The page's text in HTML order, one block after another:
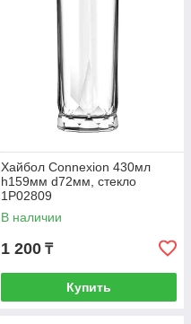
Хайбол Connexion 430мл
h159мм d72мм, стекло
1P02809
В наличии
1 200 ₸
Купить